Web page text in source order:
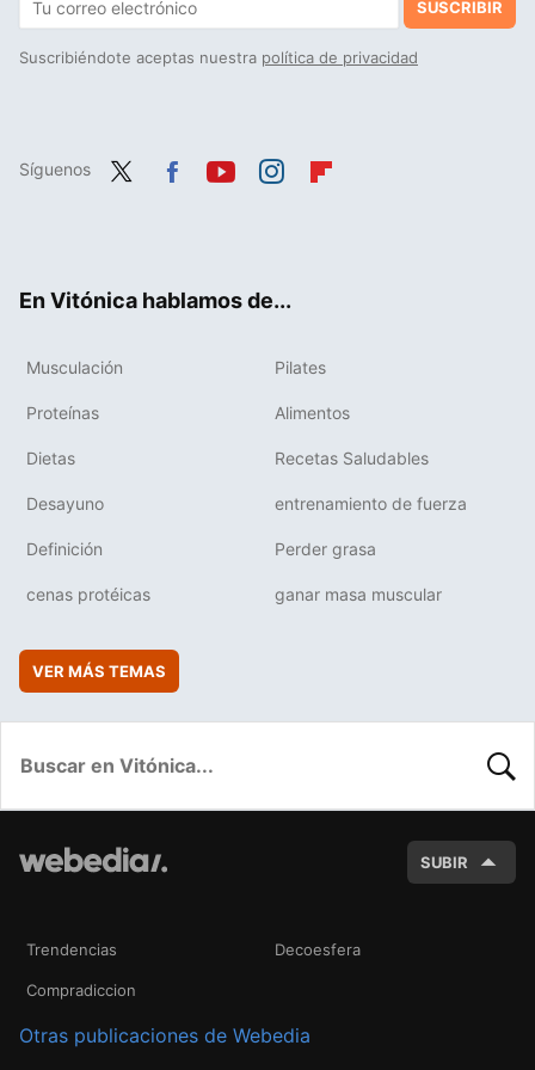
SUSCRIBIR
Suscribiéndote aceptas nuestra política de privacidad
Síguenos
En Vitónica hablamos de...
Musculación Pilates
Proteínas Alimentos
Dietas Recetas Saludables
Desayuno entrenamiento de fuerza
Definición Perder grasa
cenas protéicas ganar masa muscular
VER MÁS TEMAS
SUBIR
Trendencias Decoesfera
Compradiccion
Otras publicaciones de Webedia